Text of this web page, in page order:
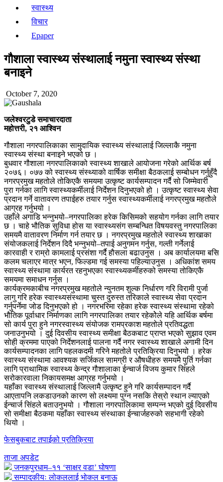
स्वास्थ्य
विचार
Epaper
गौशाला स्वास्थ्य संंस्थालाई नमुना स्वास्थ्य संस्था
बनाइने
October 7, 2020
जलेश्वरटुडे समाचारदाता
महोत्तरी, २१ आश्विन
गौशाला नगरपालिकाका सामुदायिक स्वास्थ्य संस्थालाई जिल्लाकै नमुना
स्वास्थ्य संस्था बनाइने भएको छ ।
बुधवार गौशाला नगरपालिकाको स्वास्थ्य शाखाले आयोजना गरेको आर्थिक बर्ष
२०७६। ०७७ को स्वास्थ्य संस्थ्याको वार्षिक समीक्षा बैठकलाई सम्बोधन गर्नुहुँदै
नगरप्रमुख महतोले तोकिएकै समयमा उत्कृष्ट कार्यसम्पादन गर्दै सो जिम्मेवारी
पुरा गर्नका लागि स्वास्थ्यकर्मीलाई निर्देशन दिनुभएको हो । उत्कृष्ट स्वास्थ्य सेवा
प्रदान गर्ने वातावरण तपाईहरु तयार गर्नुस स्वास्थ्यकर्मीलाई नगरप्रमुख महतोेले
आग्रह गर्नुभयो ।
उहाँले अगाडि भन्नुभयो–नगरपालिका हरेक किसिमको सहयोग गर्नका लागि तयार
छ । चाहे भौतिक सुविधा होस या स्वास्थ्यसंग सम्बन्धित विषयवस्तु नगरपालिका
समयमै वातावरण निर्माण गर्न तयार छ । नगरप्रमुख महतोले स्वास्थ्य शाखाका
संयोजकलाई निर्देशन दिदै भन्नुभयो–तपाई अनुगमन गर्नुस, गल्ती गर्नेलाई
कारवाही र राम्रो कामलाई प्रसंशा गर्दै हौसला बढाउनुस । अब कार्यालयमा बसि
कलम चलाएर मात्र भएन, फिल्डमा गई समस्या पहिल्याउनुस । अधिकांश समय
स्वास्थ्य संस्थामा कार्यरत रहनुभएका स्वास्थ्यकर्मीहरुको समस्या तोकिएकै
समयमा समाधन गर्नुस ।
कार्यक्रमकाबीच नगरप्रमुख महतोले न्युनतम शुल्क निर्धारण गरि विरामी पुर्जा
लागु गरि हरेक स्वास्थ्यसंस्थामा चुस्त दुरुस्त तरिकाले स्वास्थ्य सेवा प्रदान
गर्नुपर्नेमा जोड दिनुभएको हो । नगरभरिमा रहेका हरेक स्वास्थ्य संस्थामा रहेको
भौतिक पूर्वाधार निर्माणका लागि नगरपालिका तयार रहेकोेले यहि आर्थिक बर्षमा
सो कार्य पुरा हुने नगरस्वास्थ्य संयोजक रामप्रकाश महतोले प्रतिवद्धता
जनाउनुभयो । दुई दिवसीय स्वास्थ्य समीक्षा बैठकबाट प्राप्त भएको सुझाव एवम
सोही क्रममा पाएको निर्देशनलाई पालना गर्दै नगर स्वास्थ्य शाखाले अगामी दिन
कार्यसम्पादनका लागि पहलकदमी गरिने महतोले प्रतिक्रिया दिनुभयो । हरेक
स्वास्थ्य संस्थामा आवश्यक सर्जिकल सामग्री र औषधीहरु समयमै पुर्ति गर्नका
लागि प्राथामिक स्वास्थ्य केन्द्र गौशालाका ईन्चार्ज विजय कुमार सिंहले
सरोकारवाला निकायसमक्ष आग्रह गर्नुभयो ।
यहाँका स्वास्थ्य संस्थालाई जिल्लामै उत्कृष्ट हुने गरि कार्यसम्पादन गर्दै
आएतापनि लकडाउनको कारण सो लक्ष्यमा पुग्न नसकि तेस्रो स्थान ल्याएको
ईन्चार्ज सिंहले बताउनुभयो । गौशाला नगरपालिकामा सम्पन्न भएको दुई दिवसीय
सो समीक्षा बैठकमा यहाँका स्वास्थ्य संस्थाका ईन्चार्जहरुको सहभागी रहेको
थियो ।
फेसबुकबाट तपाईको प्रतिक्रिया
ताजा अपडेट
जनकपुरधाम–११ ‘साक्षर वडा’ घोषणा
सम्पादकीयः लोकललाई भोकल बनाऊ